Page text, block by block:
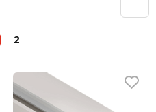
ограждения
2